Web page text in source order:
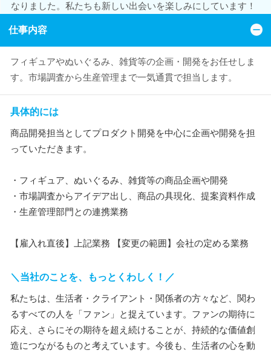
なりました。私たちも新しい出会いを楽しみにしています！
仕事内容
フィギュアやぬいぐるみ、雑貨等の企画・開発をお任せしま
す。市場調査から生産管理まで一気通貫で担当します。
具体的には
商品開発担当としてプロダクト開発を中心に企画や開発を担
っていただきます。
・フィギュア、ぬいぐるみ、雑貨等の商品企画や開発
・市場調査からアイデア出し、商品の具現化、提案資料作成
・生産管理部門との連携業務
【雇入れ直後】上記業務 【変更の範囲】会社の定める業務
＼当社のことを、もっとくわしく！／
私たちは、生活者・クライアント・関係者の方々など、関わ
るすべての人を「ファン」と捉えています。ファンの期待に
応え、さらにその期待を超え続けることが、持続的な価値創
造につながるものと考えています。今後も、生活者の心を動